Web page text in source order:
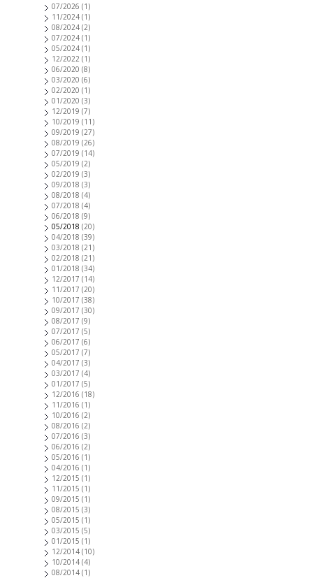
07/2026 (1)
11/2024 (1)
08/2024 (2)
07/2024 (1)
05/2024 (1)
12/2022 (1)
06/2020 (8)
03/2020 (6)
02/2020 (1)
01/2020 (3)
12/2019 (7)
10/2019 (11)
09/2019 (27)
08/2019 (26)
07/2019 (14)
05/2019 (2)
02/2019 (3)
09/2018 (3)
08/2018 (4)
07/2018 (4)
06/2018 (9)
05/2018 (20)
04/2018 (39)
03/2018 (21)
02/2018 (21)
01/2018 (34)
12/2017 (14)
11/2017 (20)
10/2017 (38)
09/2017 (30)
08/2017 (9)
07/2017 (5)
06/2017 (6)
05/2017 (7)
04/2017 (3)
03/2017 (4)
01/2017 (5)
12/2016 (18)
11/2016 (1)
10/2016 (2)
08/2016 (2)
07/2016 (3)
06/2016 (2)
05/2016 (1)
04/2016 (1)
12/2015 (1)
11/2015 (1)
09/2015 (1)
08/2015 (3)
05/2015 (1)
03/2015 (5)
01/2015 (1)
12/2014 (10)
10/2014 (4)
08/2014 (1)